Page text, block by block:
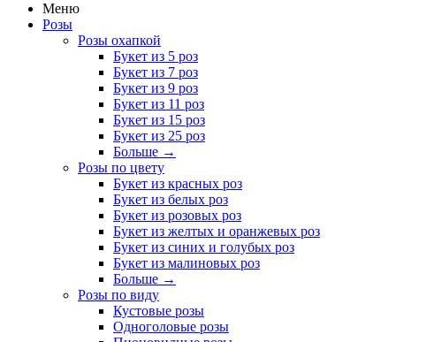
Меню
Розы
Розы охапкой
Букет из 5 роз
Букет из 7 роз
Букет из 9 роз
Букет из 11 роз
Букет из 15 роз
Букет из 25 роз
Больше →
Розы по цвету
Букет из красных роз
Букет из белых роз
Букет из розовых роз
Букет из желтых и оранжевых роз
Букет из синих и голубых роз
Букет из малиновых роз
Больше →
Розы по виду
Кустовые розы
Одноголовые розы